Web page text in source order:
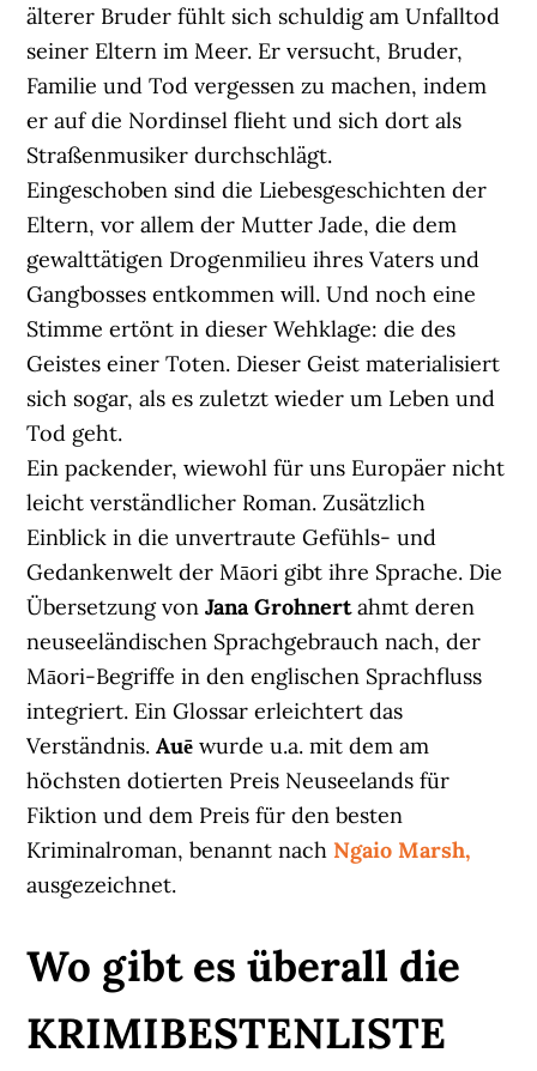
älterer Bruder fühlt sich schuldig am Unfalltod
seiner Eltern im Meer. Er versucht, Bruder,
Familie und Tod vergessen zu machen, indem
er auf die Nordinsel flieht und sich dort als
Straßenmusiker durchschlägt.
Eingeschoben sind die Liebesgeschichten der
Eltern, vor allem der Mutter Jade, die dem
gewalttätigen Drogenmilieu ihres Vaters und
Gangbosses entkommen will. Und noch eine
Stimme ertönt in dieser Wehklage: die des
Geistes einer Toten. Dieser Geist materialisiert
sich sogar, als es zuletzt wieder um Leben und
Tod geht.
Ein packender, wiewohl für uns Europäer nicht
leicht verständlicher Roman. Zusätzlich
Einblick in die unvertraute Gefühls- und
Gedankenwelt der Māori gibt ihre Sprache. Die
Übersetzung vonJana Grohnertahmt deren
neuseeländischen Sprachgebrauch nach, der
Māori-Begriffe in den englischen Sprachfluss
integriert. Ein Glossar erleichtert das
Verständnis.Auē wurde u.a. mit dem am
höchsten dotierten Preis Neuseelands für
Fiktion und dem Preis für den besten
Kriminalroman, benannt nachNgaio Marsh,
ausgezeichnet.
Wo gibt es überall die
KRIMIBESTENLISTE